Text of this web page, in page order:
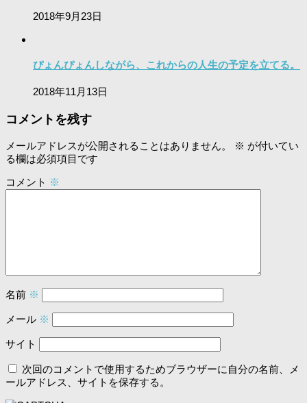
2018年9月23日
ぴょんぴょんしながら、これからの人生の予定を立てる。
2018年11月13日
コメントを残す
メールアドレスが公開されることはありません。 ※ が付いてい
る欄は必須項目です
コメント ※
名前 ※
メール ※
サイト
次回のコメントで使用するためブラウザーに自分の名前、メ
ールアドレス、サイトを保存する。